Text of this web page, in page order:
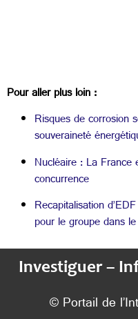
Pour aller plus loin :
Risques de corrosion
souveraineté
Nucléaire : La
concurrence
Recapitalisation
pour le groupe dans
Investiguer –
© Portail de